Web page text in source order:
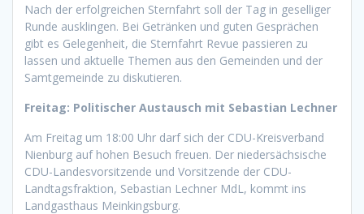
Nach der erfolgreichen Sternfahrt soll der Tag in geselliger
Runde ausklingen. Bei Getränken und guten Gesprächen
gibt es Gelegenheit, die Sternfahrt Revue passieren zu
lassen und aktuelle Themen aus den Gemeinden und der
Samtgemeinde zu diskutieren.
Freitag: Politischer Austausch mit Sebastian Lechner
Am Freitag um 18:00 Uhr darf sich der CDU-Kreisverband
Nienburg auf hohen Besuch freuen. Der niedersächsische
CDU-Landesvorsitzende und Vorsitzende der CDU-
Landtagsfraktion, Sebastian Lechner MdL, kommt ins
Landgasthaus Meinkingsburg.